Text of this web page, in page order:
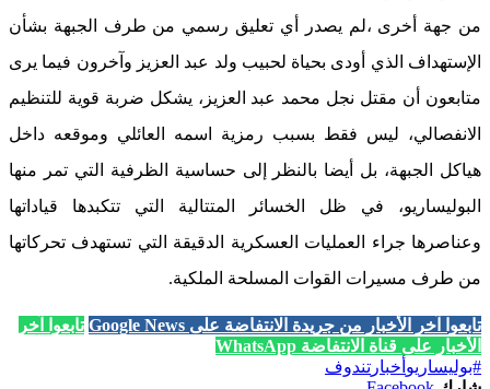
من جهة أخرى ،لم يصدر أي تعليق رسمي من طرف الجبهة بشأن
الإستهداف الذي أودى بحياة لحبيب ولد عبد العزيز وآخرون فيما يرى
متابعون أن مقتل نجل محمد عبد العزيز، يشكل ضربة قوية للتنظيم
الانفصالي، ليس فقط بسبب رمزية اسمه العائلي وموقعه داخل
هياكل الجبهة، بل أيضا بالنظر إلى حساسية الظرفية التي تمر منها
البوليساريو، في ظل الخسائر المتتالية التي تتكبدها قياداتها
وعناصرها جراء العمليات العسكرية الدقيقة التي تستهدف تحركاتها
من طرف مسيرات القوات المسلحة الملكية.
تابعوا آخر الأخبار من جريدة الانتفاضة على Google News
تابعوا آخر
الأخبار على قناة الانتفاضة WhatsApp
#بوليساريو أخبار تندوف